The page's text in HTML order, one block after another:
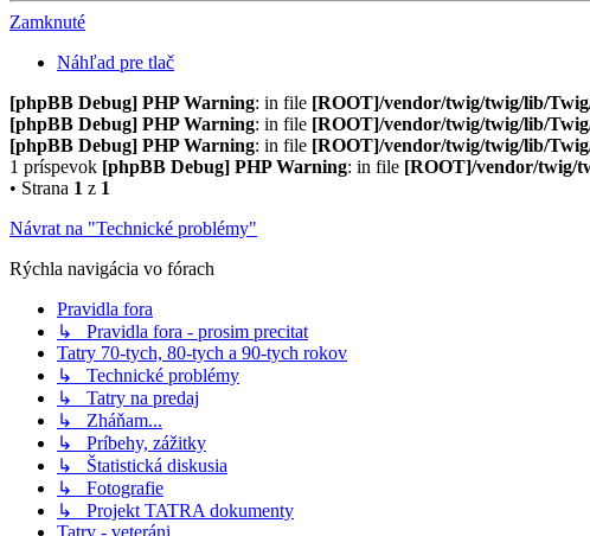
Zamknuté
Náhľad pre tlač
[phpBB Debug] PHP Warning: in file [ROOT]/vendor/twig/twig/lib/
[phpBB Debug] PHP Warning: in file [ROOT]/vendor/twig/twig/lib/
[phpBB Debug] PHP Warning: in file [ROOT]/vendor/twig/twig/lib/
1 príspevok [phpBB Debug] PHP Warning: in file [ROOT]/vendor/twig/
• Strana 1 z 1
Návrat na "Technické problémy"
Rýchla navigácia vo fórach
Pravidla fora
↳ Pravidla fora - prosim precitat
Tatry 70-tych, 80-tych a 90-tych rokov
↳ Technické problémy
↳ Tatry na predaj
↳ Zháňam...
↳ Príbehy, zážitky
↳ Štatistická diskusia
↳ Fotografie
↳ Projekt TATRA dokumenty